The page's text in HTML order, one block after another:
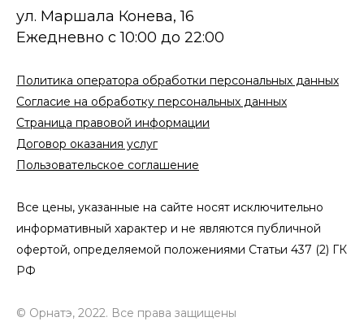
ул. Маршала Конева, 16
Ежедневно с 10:00 до 22:00
Политика оператора обработки персональных данных
Согласие на обработку персональных данных
Страница правовой информации
Договор оказания услуг
Пользовательское соглашение
Все цены, указанные на сайте носят исключительно
информативный характер и не являются публичной
офертой, определяемой положениями Статьи 437 (2) ГК
РФ
© Орнатэ, 2022. Все права защищены
Принять